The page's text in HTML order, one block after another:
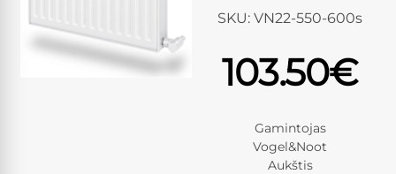
SKU: VN22-550-600s
103.50€
Gamintojas
Vogel&Noot
Aukštis